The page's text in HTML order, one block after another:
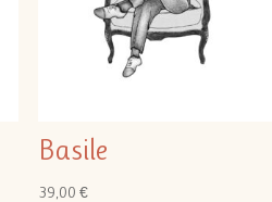
Basile
39,00 €